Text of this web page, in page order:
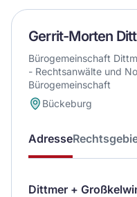
Gerrit-Morten
Bürogemeinschaft
- Rechtsanwälte und
Bürogemeinschaft
Bückeburg
Adresse
Dittmer +